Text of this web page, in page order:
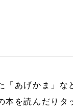
あげかま」な
を読んだりタ